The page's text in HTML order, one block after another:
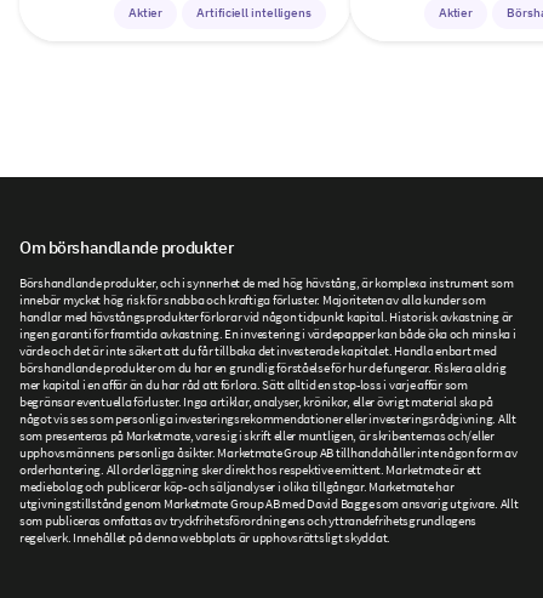
Aktier Artificiell intelligens Aktier
Om börshandlande produkter
Börshandlande produkter, och i synnerhet de med hög hävstång, är komplexa instrument som
innebär mycket hög risk för snabba och kraftiga förluster. Majoriteten av alla kunder som
handlar med hävstångsprodukter förlorar vid någon tidpunkt kapital. Historisk avkastning är
ingen garanti för framtida avkastning. En investering i värdepapper kan både öka och minska i
värde och det är inte säkert att du får tillbaka det investerade kapitalet. Handla enbart med
börshandlande produkter om du har en grundlig förståelse för hur de fungerar. Riskera aldrig
mer kapital i en affär än du har råd att förlora. Sätt alltid en stop-loss i varje affär som
begränsar eventuella förluster. Inga artiklar, analyser, krönikor, eller övrigt material ska på
något vis ses som personliga investeringsrekommendationer eller investeringsrådgivning. Allt
som presenteras på Marketmate, vare sig i skrift eller muntligen, är skribenternas och/eller
upphovsmännens personliga åsikter. Marketmate Group AB tillhandahåller inte någon form av
orderhantering. All orderläggning sker direkt hos respektive emittent. Marketmate är ett
mediebolag och publicerar köp- och säljanalyser i olika tillgångar. Marketmate har
utgivningstillstånd genom Marketmate Group AB med David Bagge som ansvarig utgivare. Allt
som publiceras omfattas av tryckfrihetsförordningens och yttrandefrihetsgrundlagens
regelverk. Innehållet på denna webbplats är upphovsrättsligt skyddat.